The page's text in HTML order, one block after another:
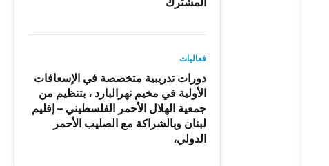
فعاليات
دورات تدريبية متخصصة في الإسعافات
الأولية في مخيم نهرالبارد ، بتنظيم من
جمعية الهلال الأحمر الفلسطيني – إقليم
لبنان وبالشراكة مع الصليب الأحمر
الدولي،